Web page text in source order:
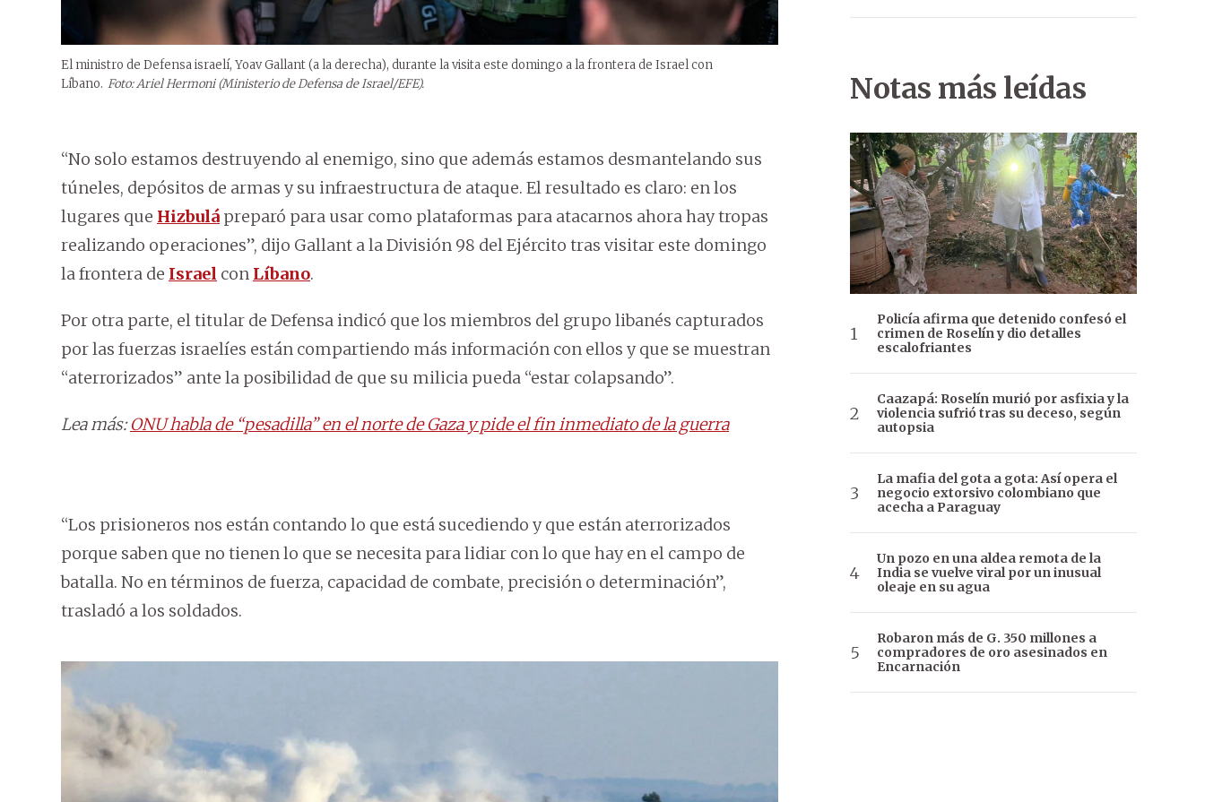
El ministro de Defensa israelí, Yoav Gallant (a la derecha), durante la visita este domingo a la frontera de Israel con
Líbano. Foto: Ariel Hermoni (Ministerio de Defensa de Israel/EFE).
“No solo estamos destruyendo al enemigo, sino que además estamos desmantelando sus
túneles, depósitos de armas y su infraestructura de ataque. El resultado es claro: en los
lugares que Hizbulá preparó para usar como plataformas para atacarnos ahora hay tropas
realizando operaciones”, dijo Gallant a la División 98 del Ejército tras visitar este domingo
la frontera de Israel con Líbano.
Por otra parte, el titular de Defensa indicó que los miembros del grupo libanés capturados
por las fuerzas israelíes están compartiendo más información con ellos y que se muestran
“aterrorizados” ante la posibilidad de que su milicia pueda “estar colapsando”.
Lea más:ONU habla de “pesadilla” en el norte de Gaza y pide el fin inmediato de la guerra
“Los prisioneros nos están contando lo que está sucediendo y que están aterrorizados
porque saben que no tienen lo que se necesita para lidiar con lo que hay en el campo de
batalla. No en términos de fuerza, capacidad de combate, precisión o determinación”,
trasladó a los soldados.
Notas más leídas
Policía afirma que detenido confesó el
crimen de Roselín y dio detalles
escalofriantes
Caazapá: Roselín murió por asfixia y la
violencia sufrió tras su deceso, según
autopsia
La mafia del gota a gota: Así opera el
negocio extorsivo colombiano que
acecha a Paraguay
Un pozo en una aldea remota de la
India se vuelve viral por un inusual
oleaje en su agua
Robaron más de G. 350 millones a
compradores de oro asesinados en
Encarnación